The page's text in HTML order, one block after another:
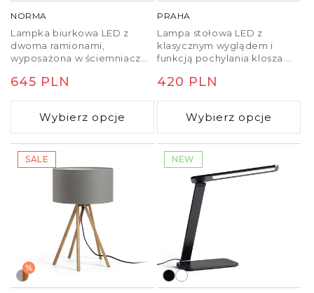
NORMA
Lampka biurkowa LED z
dwoma ramionami,
wyposażona w ściemniacz
reflektora. Posiada funkcję
temperaturę barwową.
Lampkę można
przymocować do biurka lub
półki kupując oddzielny
zacisk EMA C (R14290,
Cena
regularna
645 PLN
Wybierz opcje
PRAHA
Lampa stołowa LED z
klasycznym wyglądem i
funkcją pochylania klosza.
ściemnianie.
Cena
regularna
420 PLN
Wybierz opcje
SALE
%
NEW